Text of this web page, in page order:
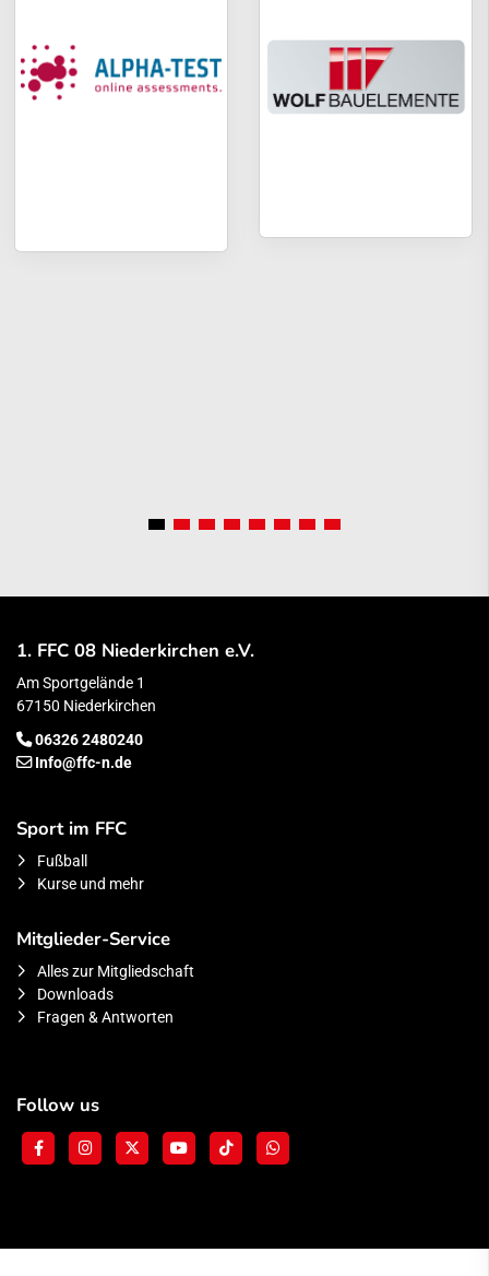
1. FFC 08 Niederkirchen e.V.
Am Sportgelände 1
67150 Niederkirchen
06326 2480240
Info@ffc-n.de
Sport im FFC
Fußball
Kurse und mehr
Mitglieder-Service
Alles zur Mitgliedschaft
Downloads
Fragen & Antworten
Follow us